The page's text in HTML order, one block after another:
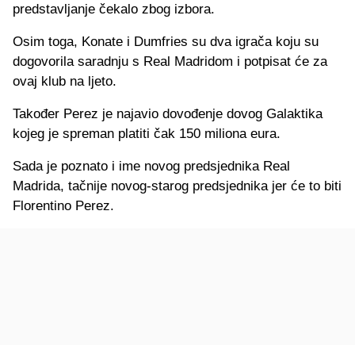
predstavljanje čekalo zbog izbora.
Osim toga, Konate i Dumfries su dva igrača koju su
dogovorila saradnju s Real Madridom i potpisat će za
ovaj klub na ljeto.
Također Perez je najavio dovođenje dovog Galaktika
kojeg je spreman platiti čak 150 miliona eura.
Sada je poznato i ime novog predsjednika Real
Madrida, tačnije novog-starog predsjednika jer će to biti
Florentino Perez.